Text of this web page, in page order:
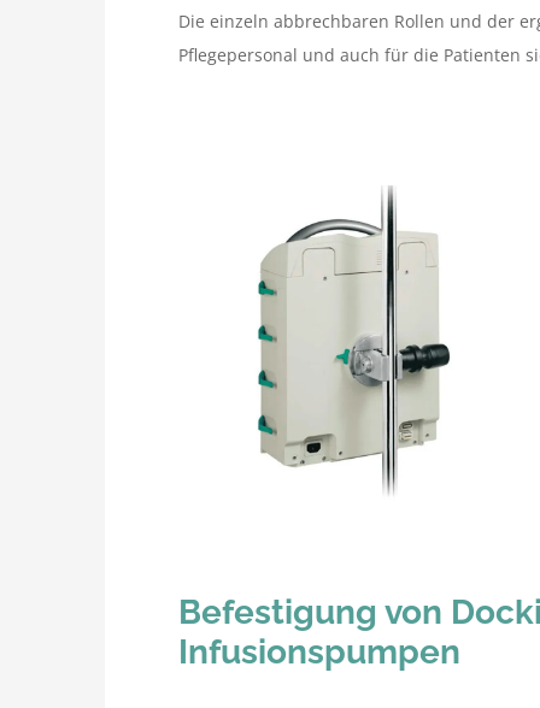
Die einzeln abbrechbaren Rollen und der
Pflegepersonal und auch für die Patienten
Befestigung von
Infusionspumpen